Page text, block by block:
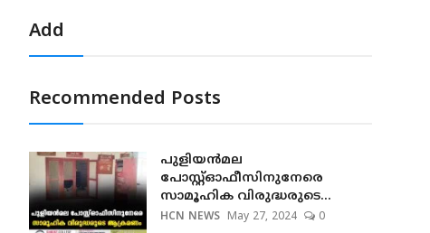
Add
Recommended Posts
പുളിയന്‍മല
പോസ്റ്റ്ഓഫീസിനുനേരെ
സാമൂഹിക വിരുദ്ധരുടെ...
HCN NEWS May 27, 2024 0